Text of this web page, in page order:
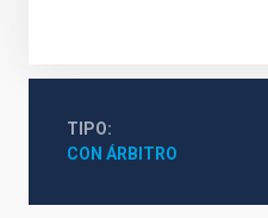
TIPO
CON ÁRBITRO